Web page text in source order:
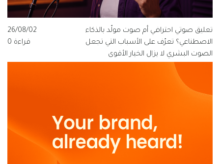
تعليق صوتي احترافي أم صوت مولّد بالذكاء
الاصطناعي؟ تعرّف على الأسباب التي تجعل
الصوت البشري لا يزال الخيار الأقوى
للعلامات التجارية الناطقة بالعربية، ولماذا
تتبنى قيمة فويس شعار "الصوت الذي
يفهم العربية".
26/08/02
قراءة 0